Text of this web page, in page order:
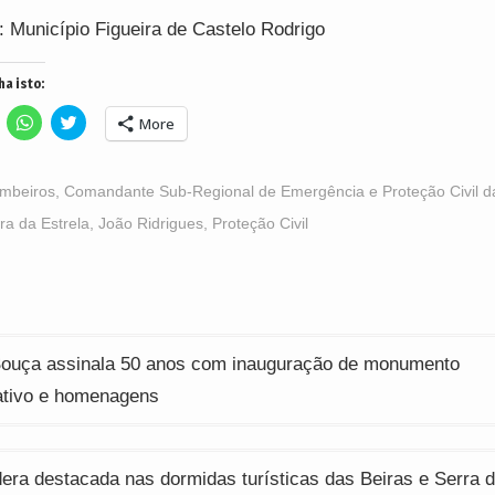
Município Figueira de Castelo Rodrigo
isto:
Click
to
(Opens
new
window)
Click
to
share
(Opens
new
window)
More
, Comandante Sub-Regional de Emergência e Proteção Civil
da Estrela João Ridrigues, Proteção Civil
assinala 50 anos com inauguração de monumento
e homenagens
destacada nas dormidas turísticas das Beiras e Serra